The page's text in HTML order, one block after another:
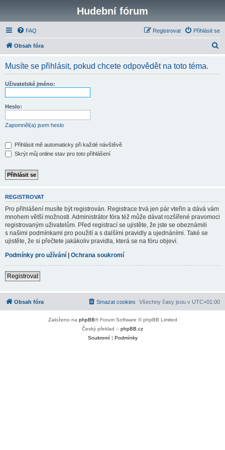
Hudební fórum
FAQ Přihlásit se
Registrovat
Obsah fóra
Musíte se přihlásit, pokud chcete odpovědět na toto téma.
Uživatelské jméno:
Heslo:
Zapomněl(a) jsem heslo
Přihlásit mě automaticky při každé návštěvě
Skrýt můj online stav pro toto přihlášení
REGISTROVAT
Pro přihlášení musíte být registrován. Registrace trvá jen pár vteřin a dává vám
mnohem větší možnosti. Administrátor fóra též může dávat rozšířené pravomoci
registrovaným uživatelům. Před registrací se ujistěte, že jste se obeznámili
s našimi podmínkami pro použití a s dalšími pravidly a ujednáními. Také se
ujistěte, že si přečtete jakákoliv pravidla, která se na fóru objeví.
Podmínky pro užívání | Ochrana soukromí
Registrovat
Obsah fóra Všechny časy jsou v UTC+01:00
Smazat cookies
Založeno na phpBB® Forum Software © phpBB Limited
Český překlad – phpBB.cz
Soukromí| Podmínky